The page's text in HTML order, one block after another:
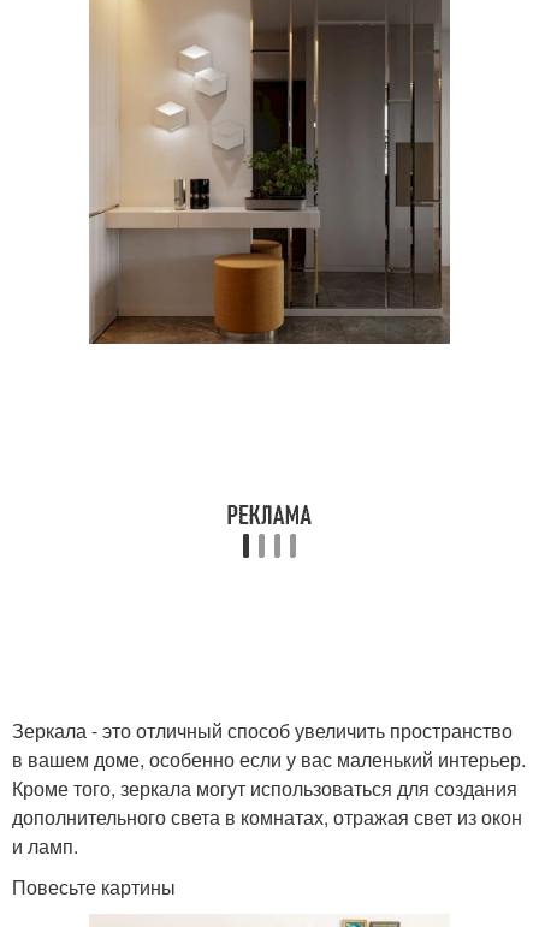
Зеркала - это отличный способ увеличить пространство
в вашем доме, особенно если у вас маленький интерьер.
Кроме того, зеркала могут использоваться для создания
дополнительного света в комнатах, отражая свет из окон
и ламп.
Повесьте картины